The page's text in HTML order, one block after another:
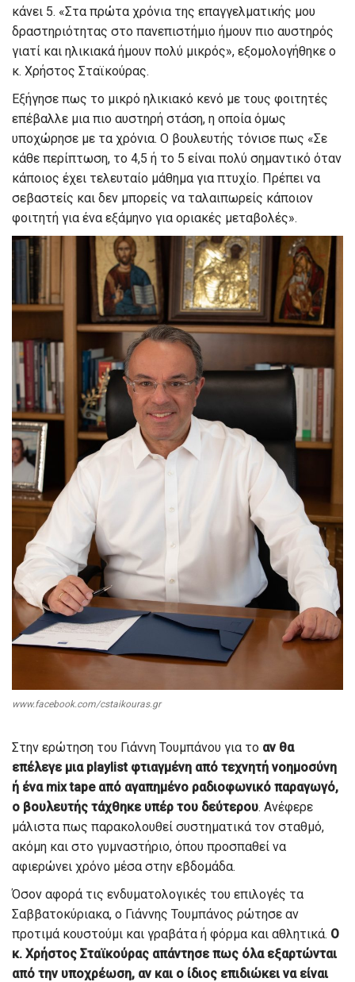
κάνει 5. «Στα πρώτα χρόνια της επαγγελματικής μου
δραστηριότητας στο πανεπιστήμιο ήμουν πιο αυστηρός
γιατί και ηλικιακά ήμουν πολύ μικρός», εξομολογήθηκε ο
κ. Χρήστος Σταϊκούρας.
Εξήγησε πως το μικρό ηλικιακό κενό με τους φοιτητές
επέβαλλε μια πιο αυστηρή στάση, η οποία όμως
υποχώρησε με τα χρόνια. Ο βουλευτής τόνισε πως «Σε
κάθε περίπτωση, το 4,5 ή το 5 είναι πολύ σημαντικό όταν
κάποιος έχει τελευταίο μάθημα για πτυχίο. Πρέπει να
σεβαστείς και δεν μπορείς να ταλαιπωρείς κάποιον
φοιτητή για ένα εξάμηνο για οριακές μεταβολές».
www.facebook.com/cstaikouras.gr
Στην ερώτηση του Γιάννη Τουμπάνου για το αν θα
επέλεγε μια playlist φτιαγμένη από τεχνητή νοημοσύνη
ή ένα mix tape από αγαπημένο ραδιοφωνικό παραγωγό,
ο βουλευτής τάχθηκε υπέρ του δεύτερου. Ανέφερε
μάλιστα πως παρακολουθεί συστηματικά τον σταθμό,
ακόμη και στο γυμναστήριο, όπου προσπαθεί να
αφιερώνει χρόνο μέσα στην εβδομάδα.
Όσον αφορά τις ενδυματολογικές του επιλογές τα
Σαββατοκύριακα, ο Γιάννης Τουμπάνος ρώτησε αν
προτιμά κουστούμι και γραβάτα ή φόρμα και αθλητικά. Ο
κ. Χρήστος Σταϊκούρας απάντησε πως όλα εξαρτώνται
από την υποχρέωση, αν και ο ίδιος επιδιώκει να είναι